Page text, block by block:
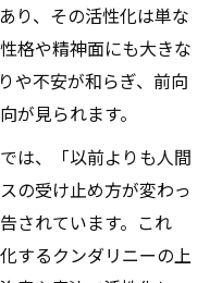
り、その活性化は単な
格や精神面にも大きな
や不安が和らぎ、前向
が見られます。
は、「以前よりも人間
の受け止め方が変わっ
されています。これ
するクンダリニーの上